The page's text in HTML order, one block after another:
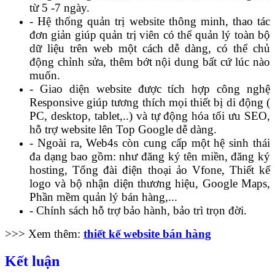
từ 5 -7 ngày.
- Hệ thống quản trị website thông minh, thao tác
đơn giản giúp quản trị viên có thể quản lý toàn bộ
dữ liệu trên web một cách dễ dàng, có thể chủ
động chỉnh sửa, thêm bớt nội dung bất cứ lúc nào
muốn.
- Giao diện website được tích hợp công nghệ
Responsive giúp tương thích mọi thiết bị di động (
PC, desktop, tablet,..) và tự động hóa tối ưu SEO,
hỗ trợ website lên Top Google dễ dàng.
- Ngoài ra, Web4s còn cung cấp một hệ sinh thái
đa dạng bao gồm: như đăng ký tên miền, đăng ký
hosting, Tổng đài điện thoại ảo Vfone, Thiết kế
logo và bộ nhận diện thương hiệu, Google Maps,
Phần mềm quản lý bán hàng,...
- Chính sách hỗ trợ bảo hành, bảo trì trọn đời.
>>> Xem thêm: thiết kế website bán hàng
Kết luận